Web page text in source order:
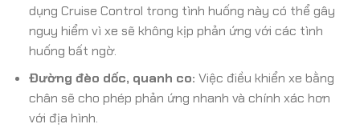
dụng Cruise Control trong tình huống này có thể gây
nguy hiểm vì xe sẽ không kịp phản ứng với các tình
huống bất ngờ.
Đường đèo dốc, quanh co: Việc điều khiển xe bằng
chân sẽ cho phép phản ứng nhanh và chính xác hơn
với địa hình.